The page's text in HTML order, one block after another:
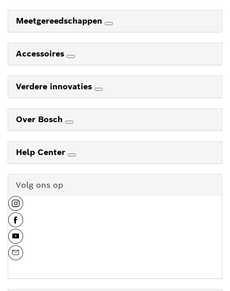
Meetgereedschappen
Accessoires
Verdere innovaties
Over Bosch
Help Center
Volg ons op